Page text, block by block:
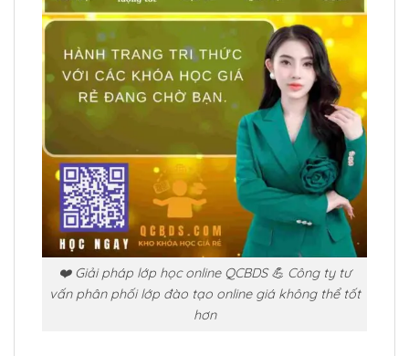
❤️ Giải pháp lớp học online QCBDS 💪 Công ty tư
vấn phân phối lớp đào tạo online giá không thể tốt
hơn